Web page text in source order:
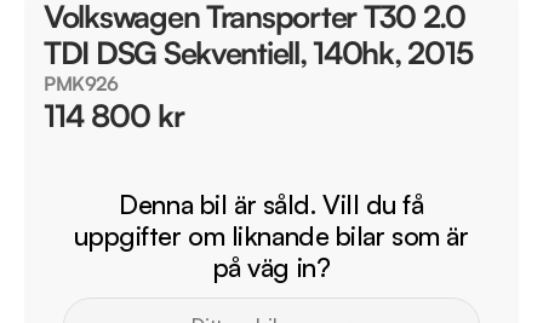
Volkswagen Transporter T30 2.0
TDI DSG Sekventiell, 140hk, 2015
PMK926
114 800 kr
Denna bil är såld. Vill du få
uppgifter om liknande bilar som är
på väg in?